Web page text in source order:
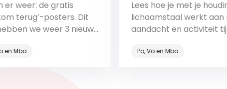
er weer: de gratis
terug’-posters. Dit
we weer 3 nieuwe
schooljaar gaat
en Mbo
Lees hoe je met je
lichaamstaal werkt aan
aandacht en activiteit
Po, Vo en Mbo